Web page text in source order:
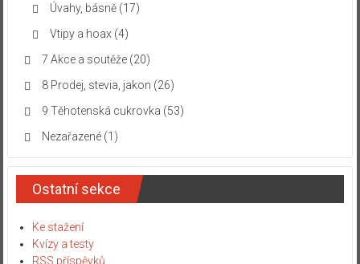
Úvahy, básně(17)
Vtipy a hoax (4)
7 Akce a soutěže(20)
8 Prodej, stevia, jakon (26)
9 Těhotenská cukrovka (53)
Nezařazené(1)
Ostatní sekce
Ke stažení
Kvízy a testy
RSS příspěvků